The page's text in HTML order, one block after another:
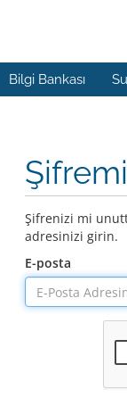
Bilgi Bankası
Şifrenizi mi
adresinizi girin.
E-posta